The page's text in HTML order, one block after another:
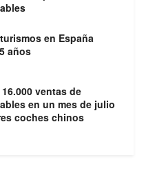
en España
años
ventas de
en un mes de julio
coches chinos